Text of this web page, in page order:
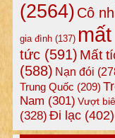
(2564) Cô
gia đình(137)
tức(591) Mất
(588) Nạn đói
Trung Quốc (209)
Nam (301) Vượt
(328) Đi lạc(402)